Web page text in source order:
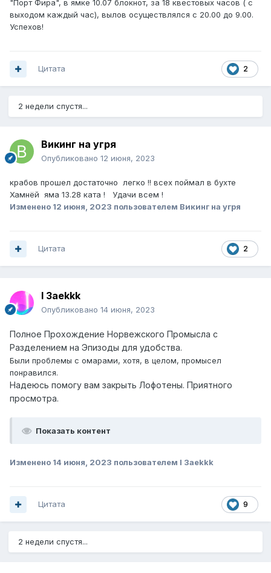
"Порт Фира", в ямке 10.07 блокнот, за 18 квестовых часов ( с
выходом каждый час), вылов осуществлялся с 20.00 до 9.00.
Успехов!
2
Цитата
2 недели спустя...
Викинг на угря
Опубликовано 12 июня, 2023
крабов прошел достаточно легко !! всех поймал в бухте
Хамнёй яма 13.28 ката ! Удачи всем !
Изменено 12 июня, 2023 пользователем Викинг на угря
2
Цитата
I 3aekkk
Опубликовано 14 июня, 2023
Полное Прохождение Норвежского Промысла с
Разделением на Эпизоды для удобства.
Были проблемы с омарами, хотя, в целом, промысел
понравился.
Надеюсь помогу вам закрыть Лофотены. Приятного
просмотра.
Показать контент
Изменено 14 июня, 2023 пользователем I 3aekkk
9
Цитата
2 недели спустя...